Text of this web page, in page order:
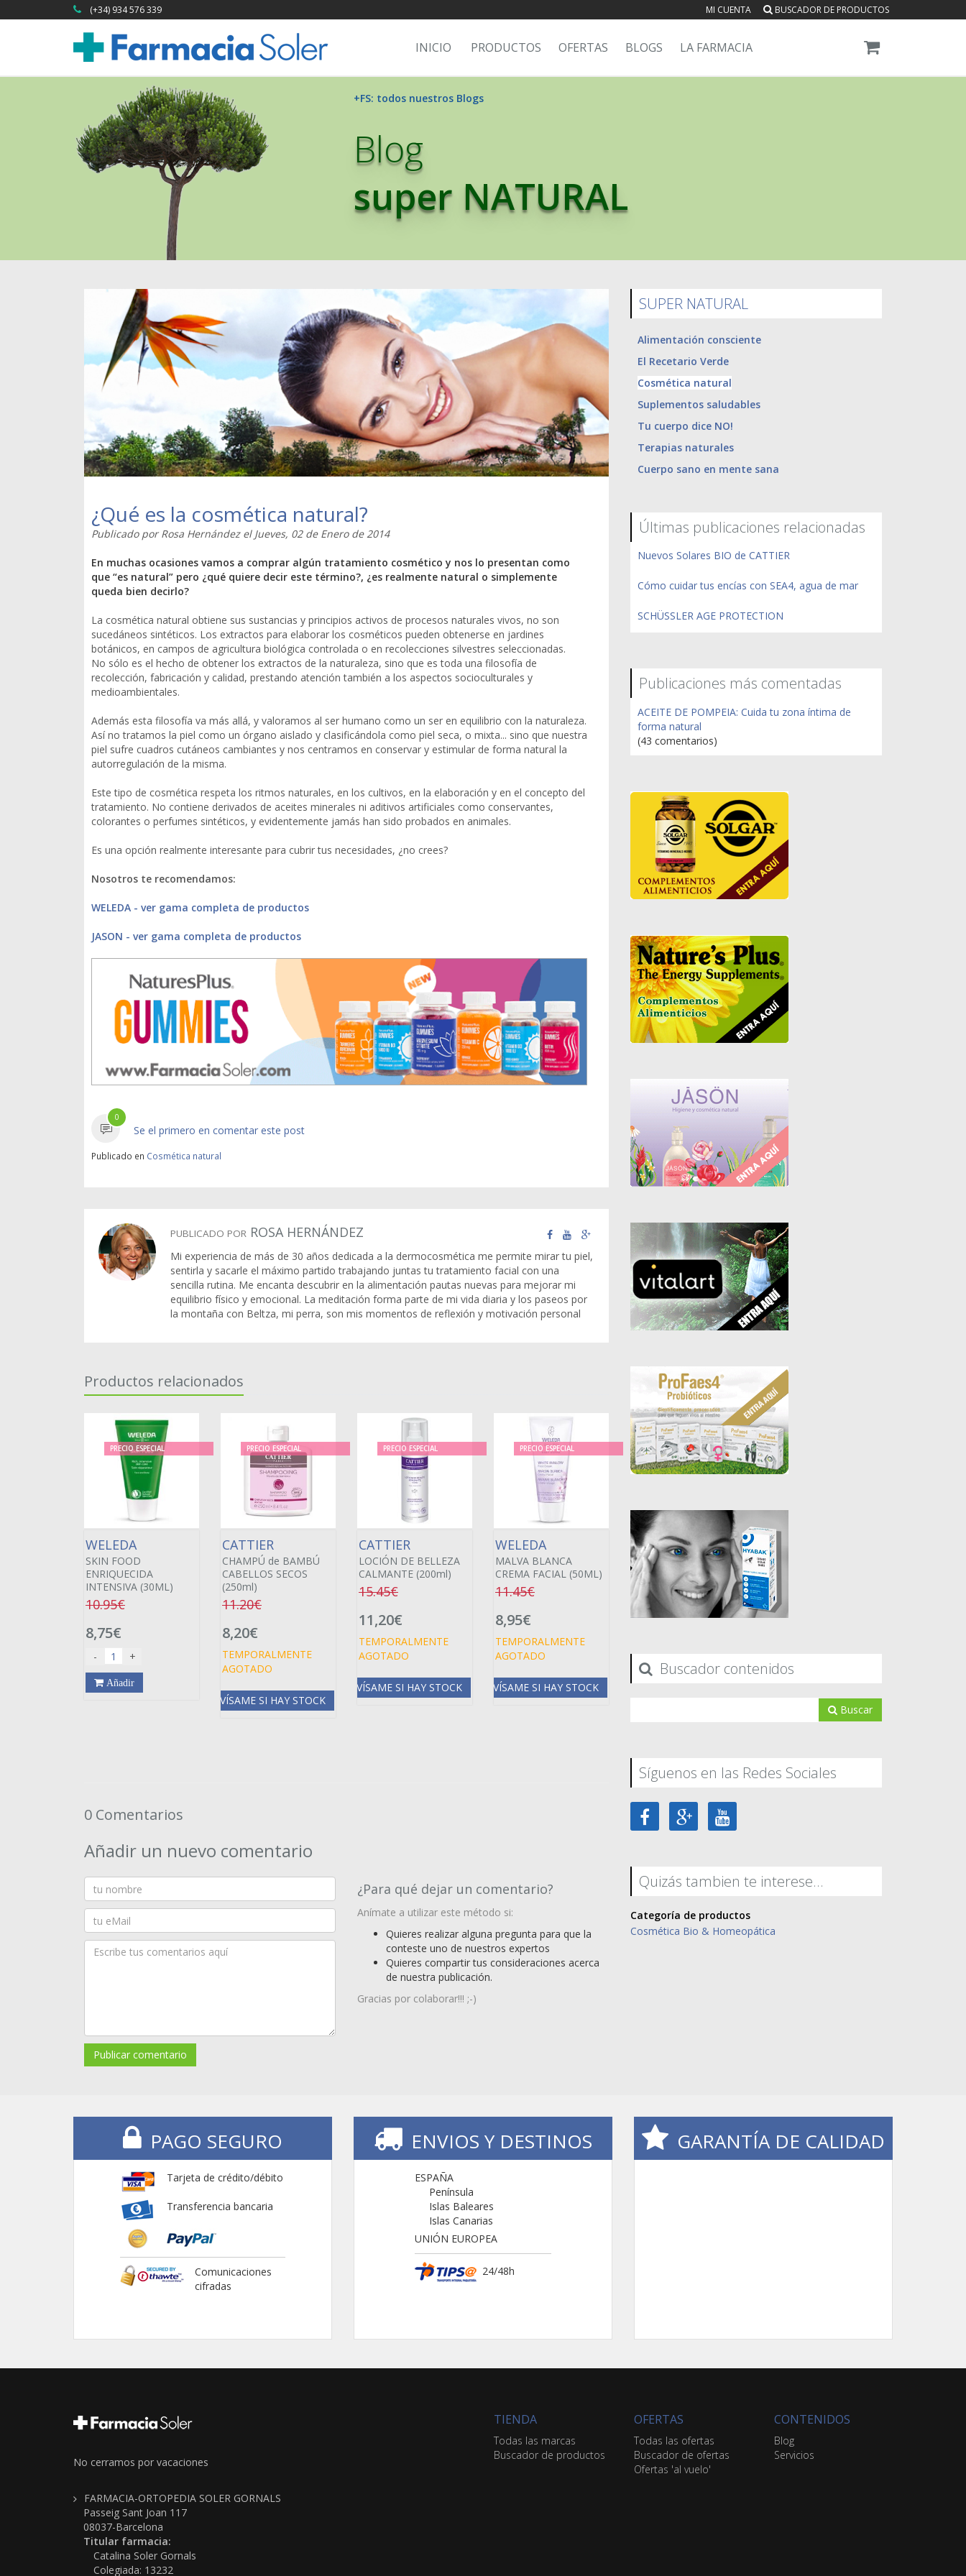
(+34) 934 576 339 MI CUENTA BUSCADOR DE PRODUCTOS
INICIO PRODUCTOS OFERTAS BLOGS LA FARMACIA
+FS: todos nuestros Blogs
Blog
super NATURAL
¿Qué es la cosmética natural?
Publicado porRosa Hernándezel Jueves, 02 de Enero de 2014
En muchas ocasiones vamos a comprar algún tratamiento cosmético y nos lo presentan como
que “es natural” pero ¿qué quiere decir este término?, ¿es realmente natural o simplemente
queda bien decirlo?
La cosmética natural obtiene sus sustancias y principios activos de procesos naturales vivos, no son
sucedáneos sintéticos. Los extractos para elaborar los cosméticos pueden obtenerse en jardines
botánicos, en campos de agricultura biológica controlada o en recolecciones silvestres seleccionadas.
No sólo es el hecho de obtener los extractos de la naturaleza, sino que es toda una filosofía de
recolección, fabricación y calidad, prestando atención también a los aspectos socioculturales y
medioambientales.
Además esta filosofía va más allá, y valoramos al ser humano como un ser en equilibrio con la naturaleza.
Así no tratamos la piel como un órgano aislado y clasificándola como piel seca, o mixta... sino que nuestra
piel sufre cuadros cutáneos cambiantes y nos centramos en conservar y estimular de forma natural la
autorregulación de la misma.
Este tipo de cosmética respeta los ritmos naturales, en los cultivos, en la elaboración y en el concepto del
tratamiento. No contiene derivados de aceites minerales ni aditivos artificiales como conservantes,
colorantes o perfumes sintéticos, y evidentemente jamás han sido probados en animales.
Es una opción realmente interesante para cubrir tus necesidades, ¿no crees?
Nosotros te recomendamos:
WELEDA - ver gama completa de productos
JASON - ver gama completa de productos
0
Se el primero en comentar este post
Publicado en Cosmética natural
PUBLICADO POR ROSA HERNÁNDEZ
Mi experiencia de más de 30 años dedicada a la dermocosmética me permite mirar tu piel,
sentirla y sacarle el máximo partido trabajando juntas tu tratamiento facial con una
sencilla rutina. Me encanta descubrir en la alimentación pautas nuevas para mejorar mi
equilibrio físico y emocional. La meditación forma parte de mi vida diaria y los paseos por
la montaña con Beltza, mi perra, son mis momentos de reflexión y motivación personal
Productos relacionados
PRECIO ESPECIAL
WELEDA
SKIN FOOD
ENRIQUECIDA
INTENSIVA (30ML)
10.95€
8,75€
- +
Añadir
PRECIO ESPECIAL
CATTIER
CHAMPÚ de BAMBÚ
CABELLOS SECOS
(250ml)
11.20€
8,20€
TEMPORALMENTE
AGOTADO
AVÍSAME SI HAY STOCK
PRECIO ESPECIAL
CATTIER
LOCIÓN DE BELLEZA
CALMANTE (200ml)
15.45€
11,20€
TEMPORALMENTE
AGOTADO
AVÍSAME SI HAY STOCK
PRECIO ESPECIAL
WELEDA
MALVA BLANCA
CREMA FACIAL (50ML)
11.45€
8,95€
TEMPORALMENTE
AGOTADO
AVÍSAME SI HAY STOCK
0 Comentarios
Añadir un nuevo comentario
Publicar comentario
¿Para qué dejar un comentario?
Anímate a utilizar este método si:
Quieres realizar alguna pregunta para que la
conteste uno de nuestros expertos
Quieres compartir tus consideraciones acerca
de nuestra publicación.
Gracias por colaborar!!! ;-)
SUPER NATURAL
Alimentación consciente
El Recetario Verde
Cosmética natural
Suplementos saludables
Tu cuerpo dice NO!
Terapias naturales
Cuerpo sano en mente sana
Últimas publicaciones relacionadas
Nuevos Solares BIO de CATTIER
Cómo cuidar tus encías con SEA4, agua de mar
SCHÜSSLER AGE PROTECTION
Publicaciones más comentadas
ACEITE DE POMPEIA: Cuida tu zona íntima de
forma natural
(43 comentarios)
Buscador contenidos
Buscar
Síguenos en las Redes Sociales
Quizás tambien te interese...
Categoría de productos
Cosmética Bio & Homeopática
PAGO SEGURO
Tarjeta de crédito/débito
Transferencia bancaria
Comunicaciones
cifradas
ENVIOS Y DESTINOS
ESPAÑA
Península
Islas Baleares
Islas Canarias
UNIÓN EUROPEA
24/48h
GARANTÍA DE CALIDAD
No cerramos por vacaciones
FARMACIA-ORTOPEDIA SOLER GORNALS
Passeig Sant Joan 117
08037-Barcelona
Titular farmacia:
Catalina Soler Gornals
Colegiada: 13232
TIENDA
Todas las marcas
Buscador de productos
OFERTAS
Todas las ofertas
Buscador de ofertas
Ofertas 'al vuelo'
CONTENIDOS
Blog
Servicios